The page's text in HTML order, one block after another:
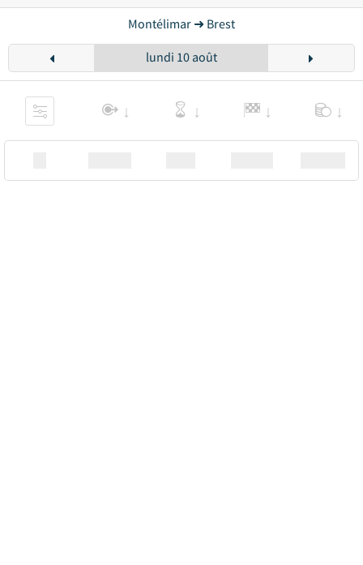
Montélimar ➜ Brest
lundi 10 août